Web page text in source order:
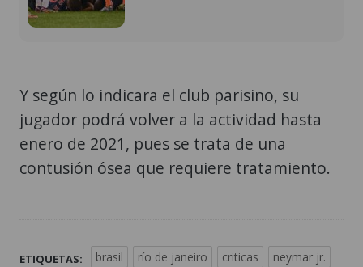
Y según lo indicara el club parisino, su
jugador podrá volver a la actividad hasta
enero de 2021, pues se trata de una
contusión ósea que requiere tratamiento.
ETIQUETAS: brasil río de janeiro criticas
neymar jr.